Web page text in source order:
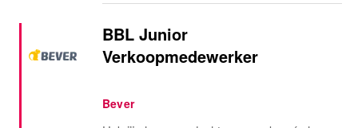
BBL Junior
Verkoopmedewerker
Bever